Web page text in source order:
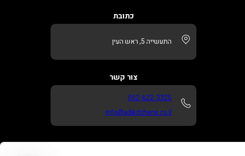
כתובת
התעשייה 5, ראש העין
צור קשר
052-622-3325
info@adikitchens.co.il